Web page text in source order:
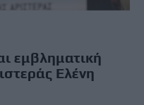
εμβληματική
Ελένη